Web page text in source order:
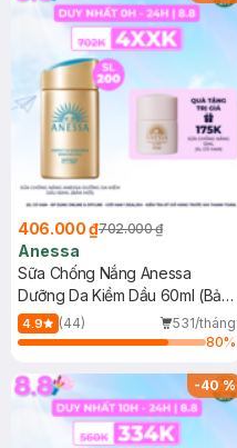
406.000 ₫702.000 ₫
Anessa
Sữa Chống Nắng Anessa
Dưỡng Da Kiềm Dầu 60ml (Bản
Mới)
4.9 (44)
531/tháng
80%
-40%